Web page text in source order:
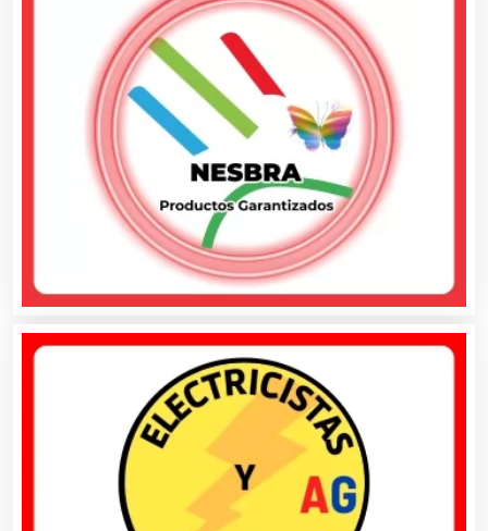
Cocinas Integrales
Combustibles y Lubricantes
Compresores de aire
Conferencias Empresariales
Construcciones en General